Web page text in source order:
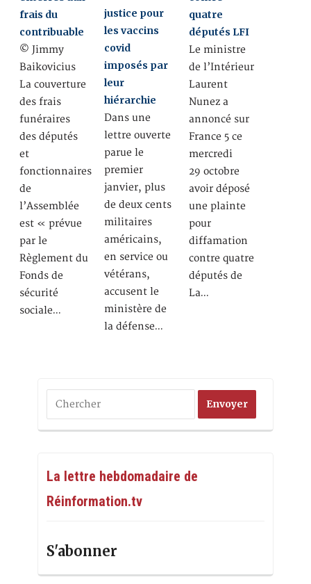
frais du
contribuable
© Jimmy
Baikovicius
La couverture
des frais
funéraires
des députés
et
fonctionnaires
de
l’Assemblée
est « prévue
par le
Règlement du
Fonds de
sécurité
sociale…
justice pour
les vaccins
covid
imposés par
leur
hiérarchie
Dans une
lettre ouverte
parue le
premier
janvier, plus
de deux cents
militaires
américains,
en service ou
vétérans,
accusent le
ministère de
la défense…
quatre
députés LFI
Le ministre
de l’Intérieur
Laurent
Nunez a
annoncé sur
France 5 ce
mercredi
29 octobre
avoir déposé
une plainte
pour
diffamation
contre quatre
députés de
La…
La lettre hebdomadaire de
Réinformation.tv
S'abonner